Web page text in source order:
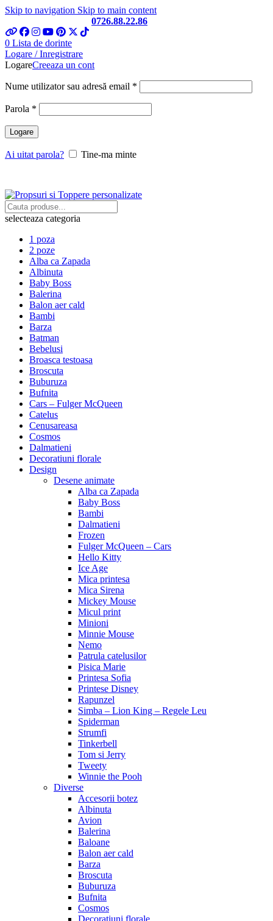
Skip to navigation Skip to main content
0726.88.22.86
0 Lista de dorinte
Logare / Inregistrare
LogareCreeaza un cont
Nume utilizator sau adresă email *
Parola *
Logare
Ai uitat parola? Tine-ma minte
selecteaza categoria
1 poza
2 poze
Alba ca Zapada
Albinuta
Baby Boss
Balerina
Balon aer cald
Bambi
Barza
Batman
Bebelusi
Broasca testoasa
Broscuta
Buburuza
Bufnita
Cars – Fulger McQueen
Catelus
Cenusareasa
Cosmos
Dalmatieni
Decoratiuni florale
Design
Desene animate
Alba ca Zapada
Baby Boss
Bambi
Dalmatieni
Frozen
Fulger McQueen – Cars
Hello Kitty
Ice Age
Mica printesa
Mica Sirena
Mickey Mouse
Micul print
Minioni
Minnie Mouse
Nemo
Patrula catelusilor
Pisica Marie
Printesa Sofia
Printese Disney
Rapunzel
Simba – Lion King – Regele Leu
Spiderman
Strumfi
Tinkerbell
Tom si Jerry
Tweety
Winnie the Pooh
Diverse
Accesorii botez
Albinuta
Avion
Balerina
Baloane
Balon aer cald
Barza
Broscuta
Buburuza
Bufnita
Cosmos
Decoratiuni florale